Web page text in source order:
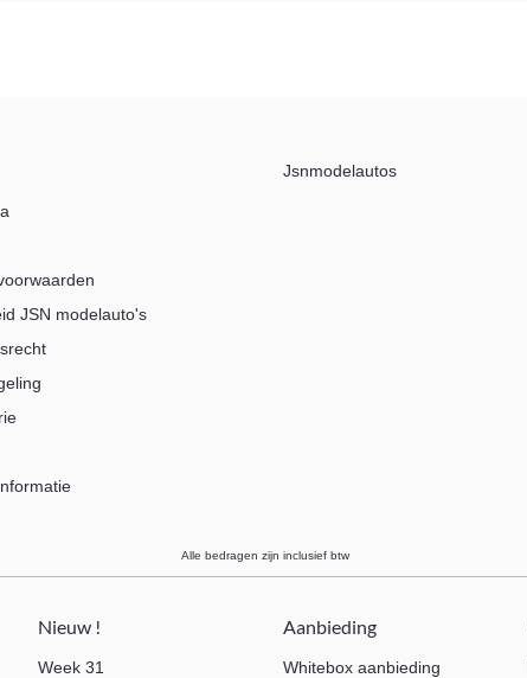
JSN modelauto's
Jsnmodelautos
Alle bedragen zijn inclusief btw
Nieuw !
Week 31
Aanbieding
Whitebox aanbieding